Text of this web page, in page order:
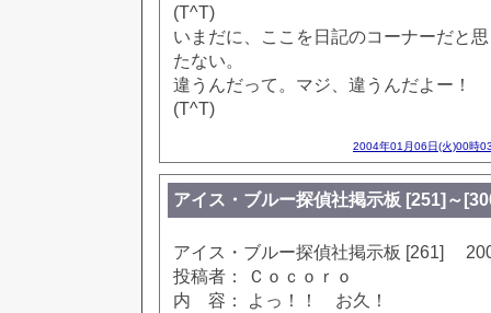
(T^T)
いまだに、ここを日記のコーナーだと
たない。
違うんだって。マジ、違うんだよー！
(T^T)
2004年01月06日(火)00時
アイス・ブルー探偵社掲示板 [251]～
アイス・ブルー探偵社掲示板 [261]
投稿者： Ｃｏｃｏｒｏ
内 容： よっ！！ お久！